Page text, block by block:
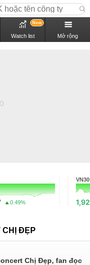
Watch list
New
Mở rộng
0.49%
VN30
CHỊ ĐẸP
Chị Đẹp, fan đọc